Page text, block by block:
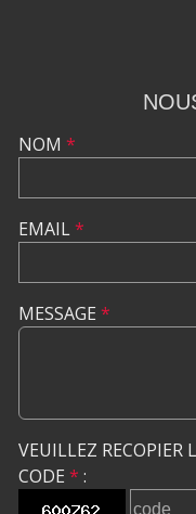
NOM *
EMAIL*
MESSAGE *
VEUILLEZ RECOPIER
CODE * :